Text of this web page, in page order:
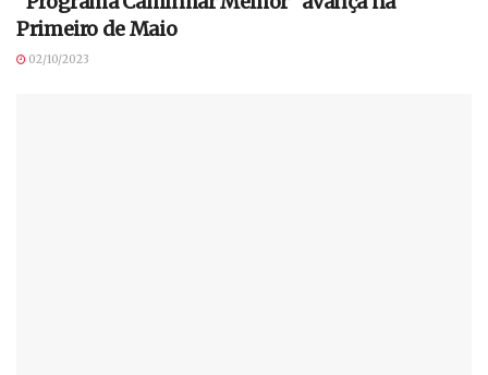
Primeiro de Maio
02/10/2023